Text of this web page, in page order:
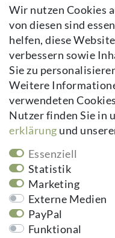
Impressum
Daten­schutz­erklärung
AGB
Kontakt
Vertrag widerrufen
Newsletter
E-MAIL **
Newsletter
Hiermit bestätige ich, dass ich
Meine Einwilligung kann ich
Wir nutzen Cookies
von diesen sind
helfen, diese
verbessern sowie
Sie zu
Weitere
verwendeten
Nutzer finden Sie in
erklärung und
Essenziell
Statistik
Marketing
Externe Medien
PayPal
Funktional